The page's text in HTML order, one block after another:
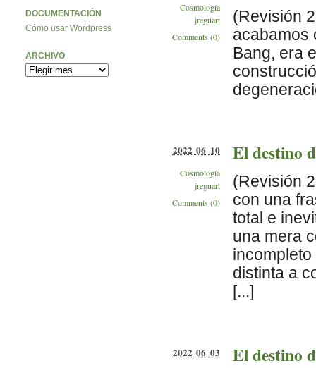
(Revisión
acabamos
Bang, era
Cosmología
jreguart
Comments (0)
El destino
(Revisión
con una
total e
una mera
distinta a
[...]
2022 06 10
Cosmología
jreguart
Comments (0)
El destino
2022 06 03
DOCUMENTACIÓN
Cómo usar Wordpress
ARCHIVO